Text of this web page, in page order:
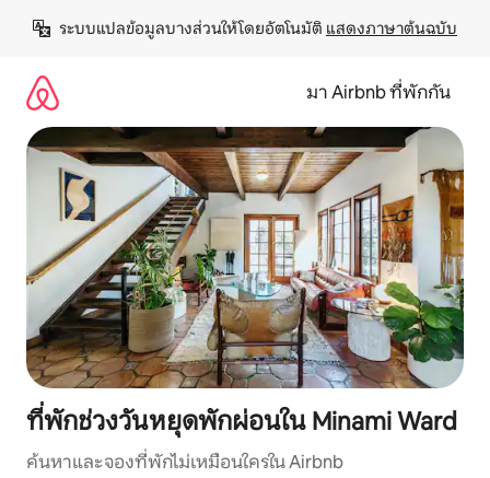
เนื้อหา
ระบบแปลข้อมูลบางส่วนให้โดยอัตโนมัติ แสดงภาษาต้นฉบับ
มา Airbnb ที่พักกัน
ที่พักช่วงวันหยุดพักผ่อนใน Minami Ward
ค้นหาและจองที่พักไม่เหมือนใครใน Airbnb